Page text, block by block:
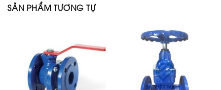
SẢN PHẨM TƯƠNG TỰ